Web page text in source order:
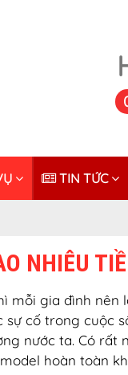
TIN TỨC
NHIÊU
mỗi gia đình nên
cố trong cuộc
nước ta. Có rất
hoàn toàn